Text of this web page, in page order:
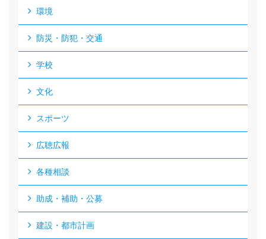
環境
防災・防犯・交通
学校
文化
スポーツ
広聴広報
各種相談
助成・補助・公募
建設・都市計画